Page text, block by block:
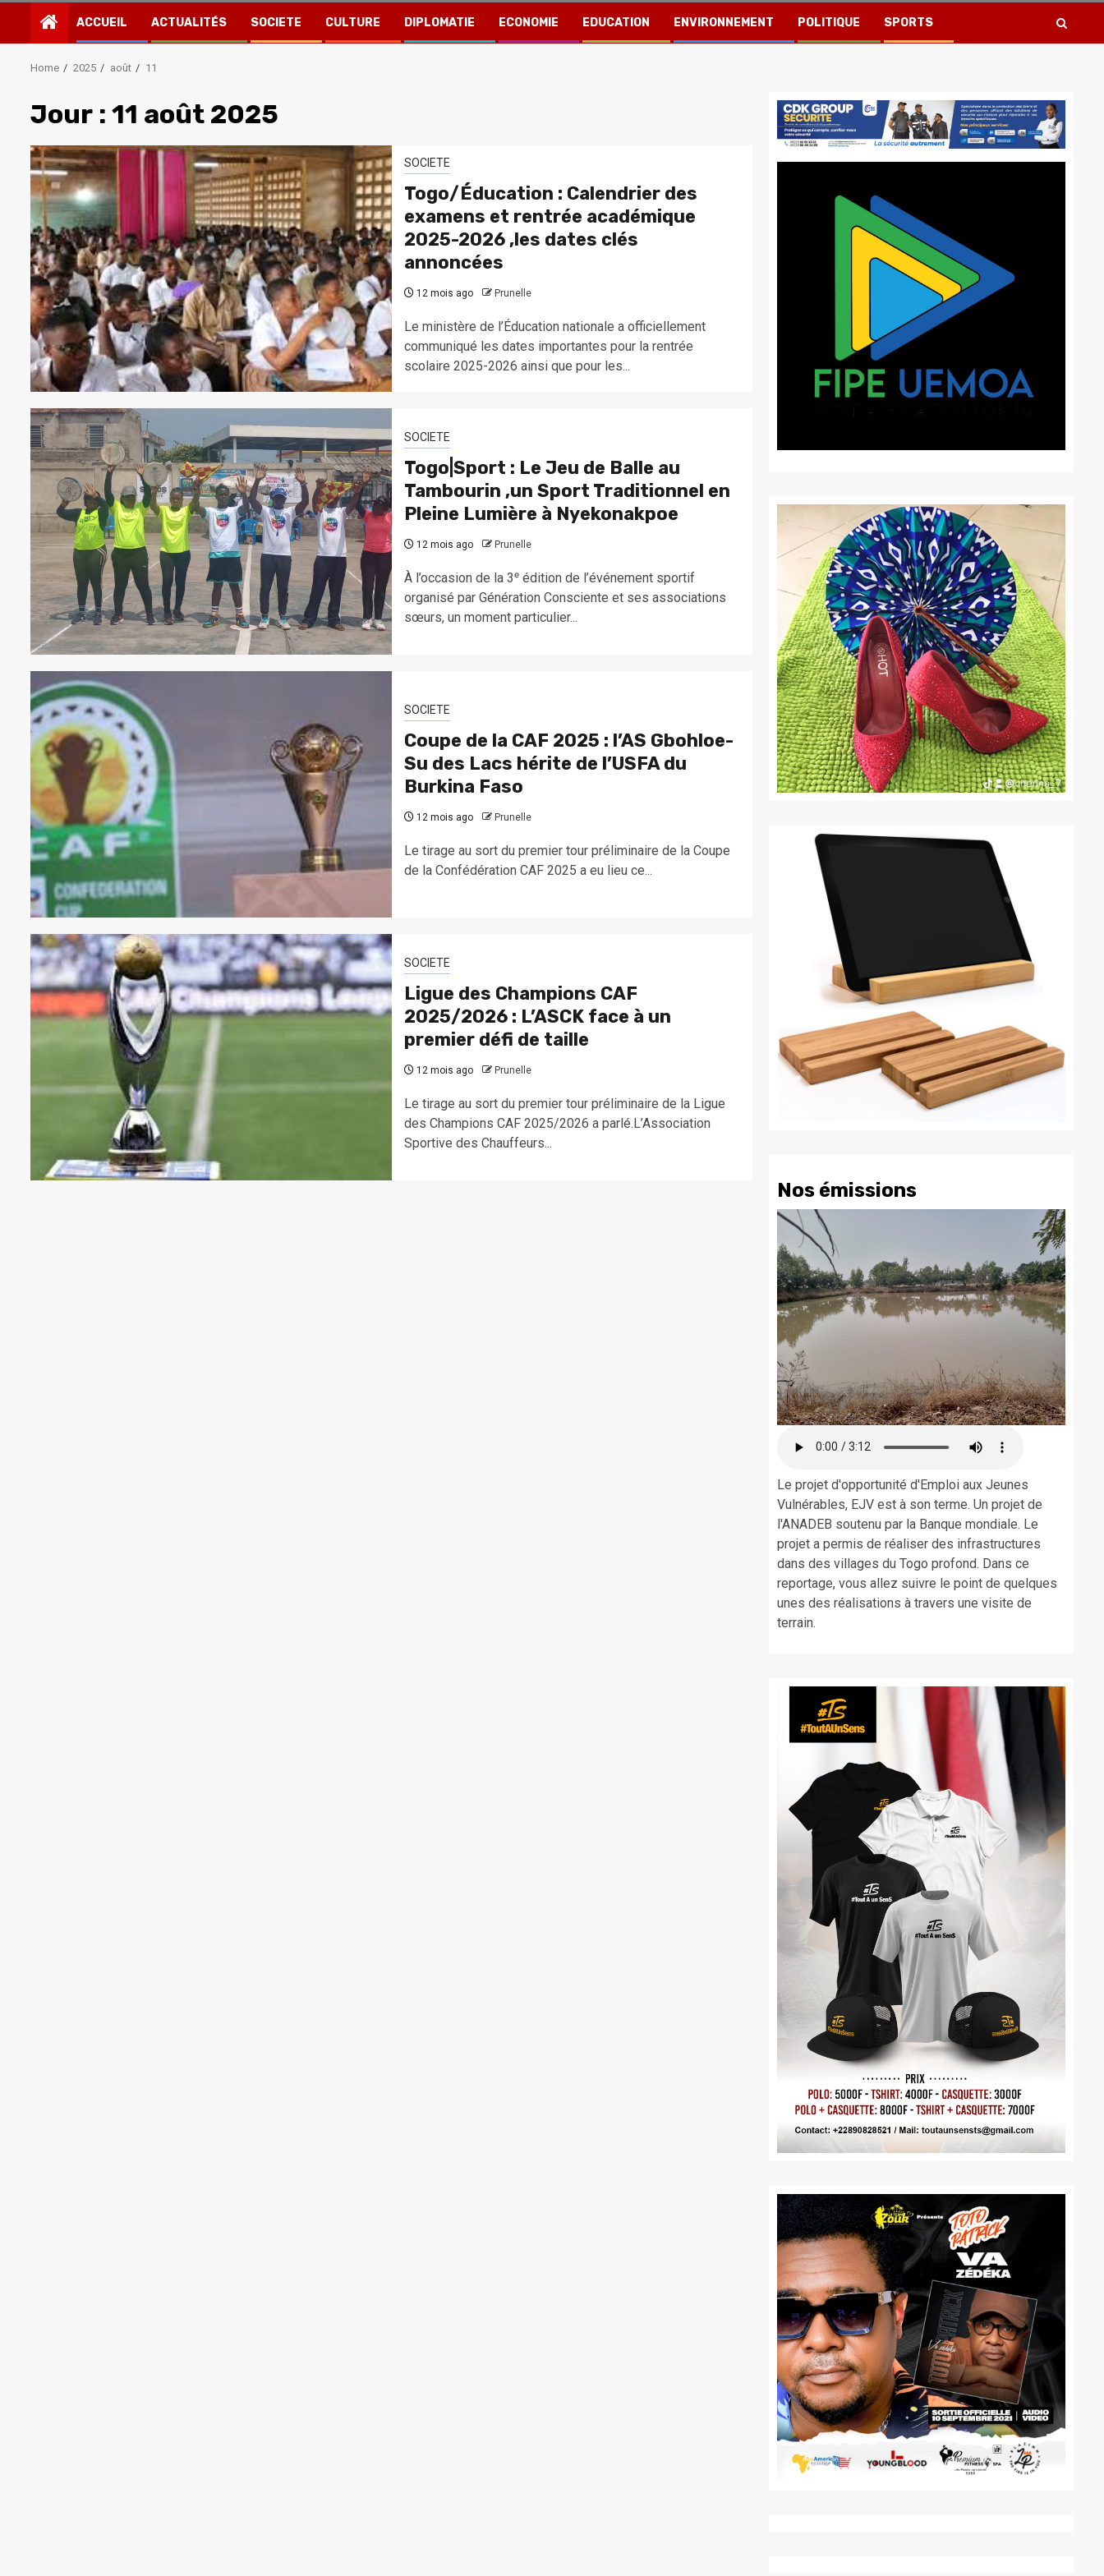
ACCUEIL ACTUALITÉS SOCIETE CULTURE DIPLOMATIE ECONOMIE EDUCATION ENVIRONNEMENT POLITIQUE SPORTS
Home 2025 août 11
Jour : 11 août 2025
SOCIETE
Togo/Éducation : Calendrier des
examens et rentrée académique
2025-2026 ,les dates clés
annoncées
12 mois ago Prunelle
Le ministère de l’Éducation nationale a officiellement
communiqué les dates importantes pour la rentrée
scolaire 2025-2026 ainsi que pour les...
SOCIETE
Togo|Sport : Le Jeu de Balle au
Tambourin ,un Sport Traditionnel en
Pleine Lumière à Nyekonakpoe
12 mois ago Prunelle
À l’occasion de la 3ᵉ édition de l’événement sportif
organisé par Génération Consciente et ses associations
sœurs, un moment particulier...
SOCIETE
Coupe de la CAF 2025 : l’AS Gbohloe-
Su des Lacs hérite de l’USFA du
Burkina Faso
12 mois ago Prunelle
Le tirage au sort du premier tour préliminaire de la Coupe
de la Confédération CAF 2025 a eu lieu ce...
SOCIETE
Ligue des Champions CAF
2025/2026 : L’ASCK face à un
premier défi de taille
12 mois ago Prunelle
Le tirage au sort du premier tour préliminaire de la Ligue
des Champions CAF 2025/2026 a parlé.L’Association
Sportive des Chauffeurs...
Nos émissions
Le projet d'opportunité d'Emploi aux Jeunes
Vulnérables, EJV est à son terme. Un projet de
l'ANADEB soutenu par la Banque mondiale. Le
projet a permis de réaliser des infrastructures
dans des villages du Togo profond. Dans ce
reportage, vous allez suivre le point de quelques
unes des réalisations à travers une visite de
terrain.